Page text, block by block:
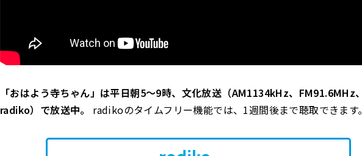
「おはよう寺ちゃん」は平日朝5～9時、文化放送（AM1134kHz、FM91.6MHz、
radiko）で放送中。 radikoのタイムフリー機能では、1週間後まで聴取できます。